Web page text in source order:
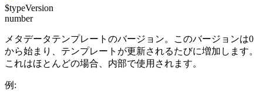
$typeVersion
number
メタデータテンプレートのバージョン。このバージョンは0
から始まり、テンプレートが更新されるたびに増加します。
これはほとんどの場合、内部で使用されます。
例 :